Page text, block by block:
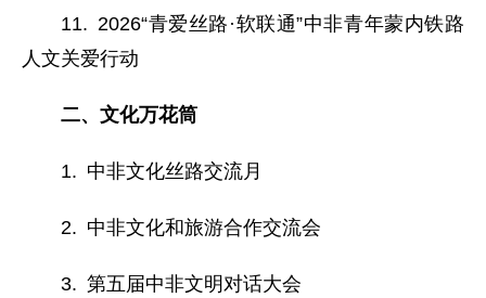
11. 2026“青爱丝路·软联通”中非青年蒙内铁路
人文关爱行动
二、文化万花筒
1. 中非文化丝路交流月
2. 中非文化和旅游合作交流会
3. 第五届中非文明对话大会